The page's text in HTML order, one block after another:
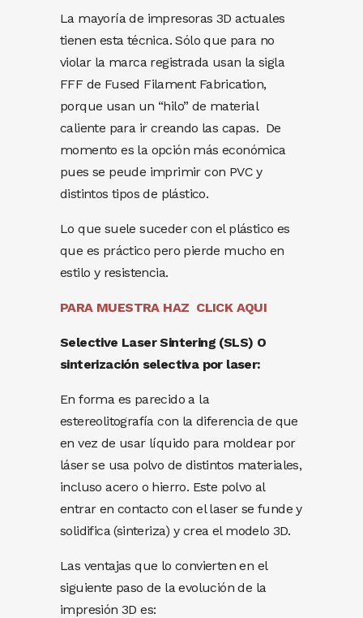
La mayoría de impresoras 3D actuales
tienen esta técnica. Sólo que para no
violar la marca registrada usan la sigla
FFF de Fused Filament Fabrication,
porque usan un “hilo” de material
caliente para ir creando las capas. De
momento es la opción más económica
pues se peude imprimir con PVC y
distintos tipos de plástico.
Lo que suele suceder con el plástico es
que es práctico pero pierde mucho en
estilo y resistencia.
PARA MUESTRA HAZ CLICK AQUI
Selective Laser Sintering (SLS) O
sinterización selectiva por laser:
En forma es parecido a la
estereolitografía con la diferencia de que
en vez de usar líquido para moldear por
láser se usa polvo de distintos materiales,
incluso acero o hierro. Este polvo al
entrar en contacto con el laser se funde y
solidifica (sinteriza) y crea el modelo 3D.
Las ventajas que lo convierten en el
siguiente paso de la evolución de la
impresión 3D es: